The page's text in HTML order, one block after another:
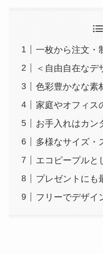
一枚から注文・
＜自由自在なデ
色彩豊かなな素
家庭やオフィス
お手入れはカン
多様なサイズ・
エコピープルと
プレゼントにも
フリーでデザイ